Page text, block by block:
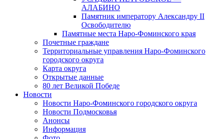
АЛАБИНО
Памятник императору Александру II
Освободителю
Памятные места Наро-Фоминского края
Почетные граждане
Территориальные управления Наро-Фоминского
городского округа
Карта округа
Открытые данные
80 лет Великой Победе
Новости
Новости Наро-Фоминского городского округа
Новости Подмосковья
Анонсы
Информация